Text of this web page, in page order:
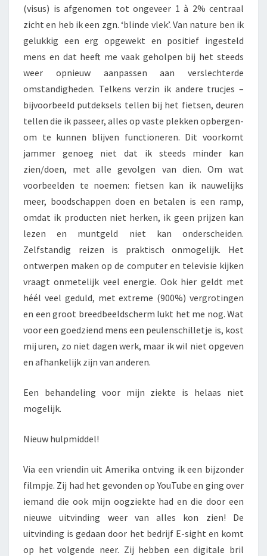
(visus) is afgenomen tot ongeveer 1 à 2% centraal
zicht en heb ik een zgn. ‘blinde vlek’. Van nature ben ik
gelukkig een erg opgewekt en positief ingesteld
mens en dat heeft me vaak geholpen bij het steeds
weer opnieuw aanpassen aan verslechterde
omstandigheden. Telkens verzin ik andere trucjes –
bijvoorbeeld putdeksels tellen bij het fietsen, deuren
tellen die ik passeer, alles op vaste plekken opbergen-
om te kunnen blijven functioneren. Dit voorkomt
jammer genoeg niet dat ik steeds minder kan
zien/doen, met alle gevolgen van dien. Om wat
voorbeelden te noemen: fietsen kan ik nauwelijks
meer, boodschappen doen en betalen is een ramp,
omdat ik producten niet herken, ik geen prijzen kan
lezen en muntgeld niet kan onderscheiden.
Zelfstandig reizen is praktisch onmogelijk. Het
ontwerpen maken op de computer en televisie kijken
vraagt onmetelijk veel energie. Ook hier geldt met
héél veel geduld, met extreme (900%) vergrotingen
en een groot breedbeeldscherm lukt het me nog. Wat
voor een goedziend mens een peulenschilletje is, kost
mij uren, zo niet dagen werk, maar ik wil niet opgeven
en afhankelijk zijn van anderen.
Een behandeling voor mijn ziekte is helaas niet
mogelijk.
Nieuw hulpmiddel!
Via een vriendin uit Amerika ontving ik een bijzonder
filmpje. Zij had het gevonden op YouTube en ging over
iemand die ook mijn oogziekte had en die door een
nieuwe uitvinding weer van alles kon zien! De
uitvinding is gedaan door het bedrijf E-sight en komt
op het volgende neer. Zij hebben een digitale bril